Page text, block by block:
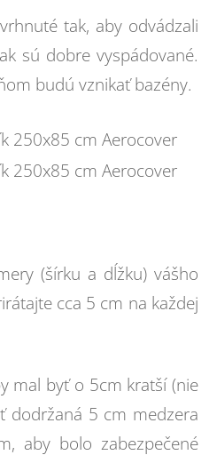
tak, aby odvádzali
sú dobre vyspádované.
budú vznikať bazény.
(šírku a dĺžku) vášho
cca 5 cm na každej
mal byť o 5cm kratší (nie
dodržaná 5 cm medzera
aby bolo zabezpečené